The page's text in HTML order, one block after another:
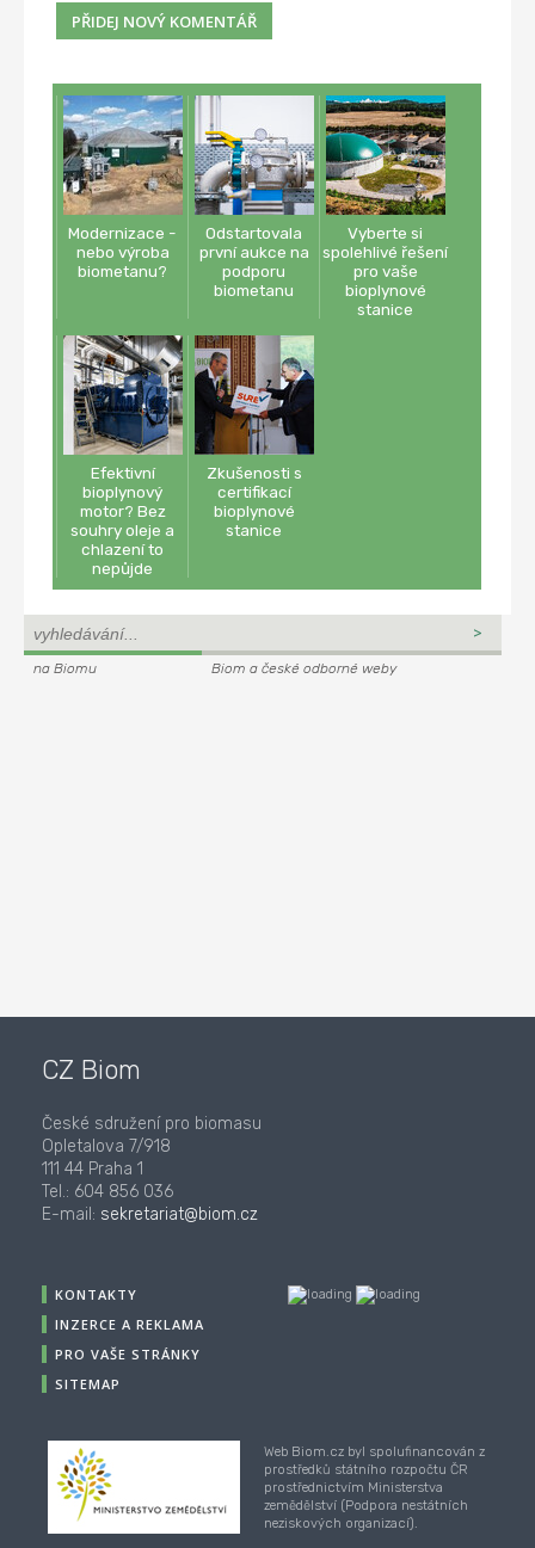
Modernizace -
nebo výroba
biometanu?
Odstartovala
první aukce na
podporu
biometanu
Vyberte si
spolehlivé řešení
pro vaše
bioplynové
stanice
Efektivní
bioplynový
motor? Bez
souhry oleje a
chlazení to
nepůjde
Zkušenosti s
certifikací
bioplynové
stanice
na Biomu Biom a české odborné weby
CZ Biom
České sdružení pro biomasu
Opletalova 7/918
111 44 Praha 1
Tel.: 604 856 036
E-mail: sekretariat@biom.cz
KONTAKTY
INZERCE A REKLAMA
PRO VAŠE STRÁNKY
SITEMAP
Web Biom.cz byl spolufinancován z
prostředků státního rozpočtu ČR
prostřednictvím Ministerstva
zemědělství (Podpora nestátních
neziskových organizací).